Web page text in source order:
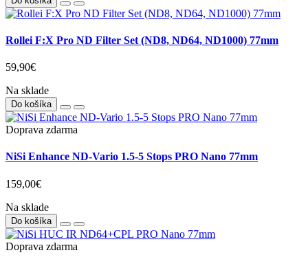
Rollei F:X Pro ND Filter Set (ND8, ND64, ND1000) 77mm
59,90€
Na sklade
Do košíka
Doprava zdarma
NiSi Enhance ND-Vario 1.5-5 Stops PRO Nano 77mm
159,00€
Na sklade
Do košíka
Doprava zdarma